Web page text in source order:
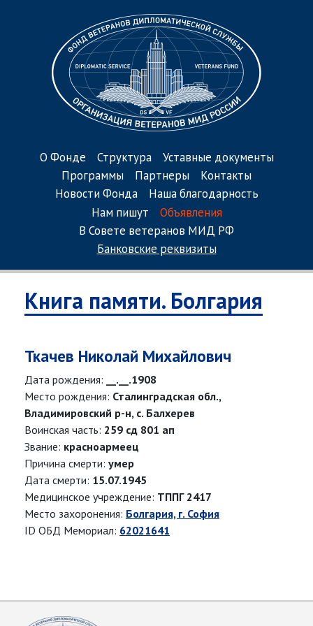
О Фонде Структура
Уставные документы
Программы
Партнеры
Контакты
Новости Фонда
Наша благодарность
Нам пишут
Объявления
В Совете ветеранов МИД РФ
Банковские реквизиты
Книга памяти. Болгария
Ткачев Николай Михайлович
Дата рождения:
__.__.1908
Место рождения: Сталинградская обл.,
Владимировский р-н, с. Балхерев
Воинская часть: 259 сд 801 ап
Звание: красноармеец
Причина смерти: умер
Дата смерти: 15.07.1945
Медицинское учреждение: ТППГ 2417
Место захоронения: Болгария, г. София
ID ОБД Мемориал: 62021641